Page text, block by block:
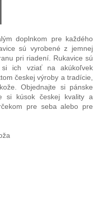
doplnkom pre každého
sú vyrobené z jemnej
pri riadení. Rukavice sú
ich vziať na akúkoľvek
českej výroby a tradície,
Objednajte si pánske
si kúsok českej kvality a
pre seba alebo pre